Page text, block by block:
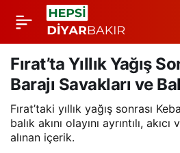
Fırat’ta Yıllık Yağış
Barajı Savakları ve
Fırat’taki yıllık yağış sonrası
balık akını olayını ayrıntılı,
alınan içerik.
Sarıkamış’ta Gece
Gezisi: Boz Ayılar
Sokaklarda Dolaştı